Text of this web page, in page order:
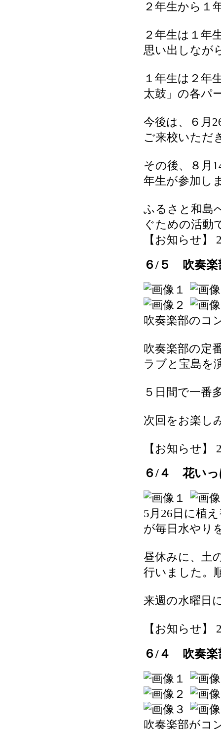
２年生から１
２年生は１年
思い出しなが
１年生は２年
太鼓」の各パ
今後は、６月
ご来校いただ
その後、８月
年生が参加し
ふるさと和島
ぐための活動
【お知らせ】
６/５ 吹奏楽
吹奏楽部のコ
吹奏楽部の定
ラブと宝島を
５日間で一番
次回をお楽し
【お知らせ】
６/４ 花いっ
5月26日に植
が毎日水やり
昼休みに、土
行いました。
来週の水曜日
【お知らせ】
６/４ 吹奏楽
吹奏楽部がコ